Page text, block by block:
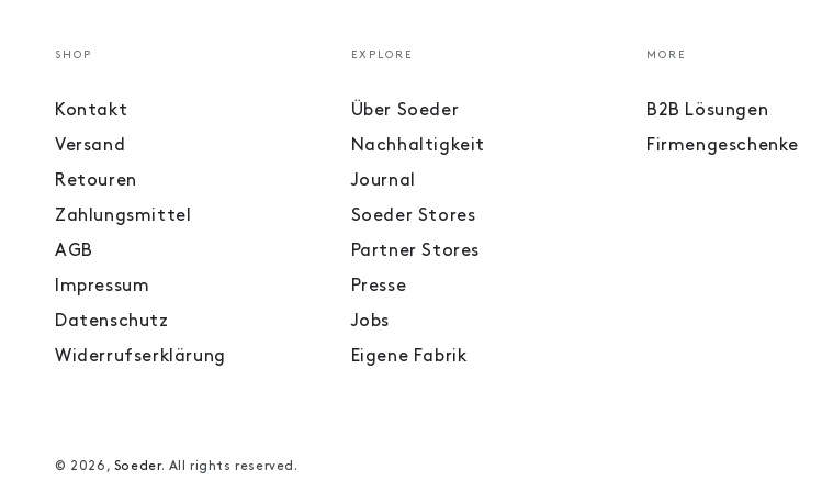
SHOP
Kontakt
Versand
Retouren
Zahlungsmittel
AGB
Impressum
Datenschutz
Widerrufserklärung
EXPLORE
Über Soeder
Nachhaltigkeit
Journal
Soeder Stores
Partner Stores
Presse
Jobs
Eigene Fabrik
MORE
B2B Lösungen
Firmengeschenke
© 2026, Soeder. All rights reserved.